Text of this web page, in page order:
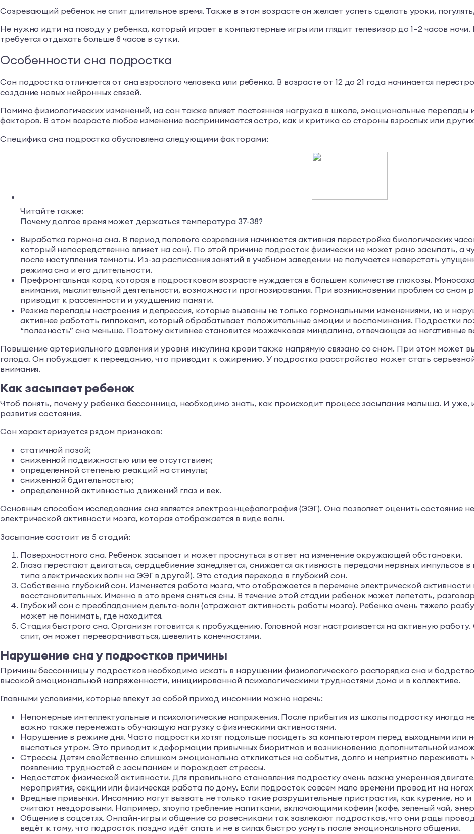
Созревающий ребенок не спит длительное время. Также в этом возрасте он желает успеть сделать уроки,
Не нужно идти на поводу у ребенка, который играет в компьютерные игры или глядит телевизор до 1–2 часов
требуется отдыхать больше 8 часов в сутки.
Особенности сна подростка
Сон подростка отличается от сна взрослого человека или ребенка. В возрасте от 12 до 21 года начинается
создание новых нейронных связей.
Помимо физиологических изменений, на сон также влияет постоянная нагрузка в школе, эмоциональные перепады
факторов. В этом возрасте любое изменение воспринимается остро, как и критика со стороны взрослых или
Специфика сна подростка обусловлена следующими факторами:
Читайте также:
Почему долгое время может держаться температура 37-38?
Выработка гормона сна. В период полового созревания начинается активная перестройка биологических
который непосредственно влияет на сон). По этой причине подросток физически не может рано засыпать, а
после наступления темноты. Из-за расписания занятий в учебном заведении не получается наверстать
режима сна и его длительности.
Префронтальная кора, которая в подростковом возрасте нуждается в большем количестве глюкозы.
внимания, мыслительной деятельности, возможности прогнозирования. При возникновении проблем со
приводит к рассеянности и ухудшению памяти.
Резкие перепады настроения и депрессия, которые вызваны не только гормональными изменениями, но и
активнее работать гиппокамп, который обрабатывает положительные эмоции и воспоминания. Подростки
“полезность” сна меньше. Поэтому активнее становится мозжечковая миндалина, отвечающая за негативные
Повышение артериального давления и уровня инсулина крови также напрямую связано со сном. При этом может
голода. Он побуждает к перееданию, что приводит к ожирению. У подростка расстройство может стать
внимания.
Как засыпает ребенок
Чтоб понять, почему у ребенка бессонница, необходимо знать, как происходит процесс засыпания малыша. И уже,
развития состояния.
Сон характеризуется рядом признаков:
статичной позой;
сниженной подвижностью или ее отсутствием;
определенной степенью реакций на стимулы;
сниженной бдительностью;
определенной активностью движений глаз и век.
Основным способом исследования сна является электроэнцефалография (ЭЭГ). Она позволяет оценить состояние
электрической активности мозга, которая отображается в виде волн.
Засыпание состоит из 5 стадий:
Поверхностного сна. Ребенок засыпает и может проснуться в ответ на изменение окружающей обстановки.
Глаза перестают двигаться, сердцебиение замедляется, снижается активность передачи нервных импульсов
типа электрических волн на ЭЭГ в другой). Это стадия перехода в глубокий сон.
Собственно глубокий сон. Изменяется работа мозга, что отображается в перемене электрической активности
восстановительных. Именно в это время сняться сны. В течение этой стадии ребенок может лепетать,
Глубокий сон с преобладанием дельта-волн (отражают активность работы мозга). Ребенка очень тяжело
может не понимать, где находится.
Стадия быстрого сна. Организм готовится к пробуждению. Головной мозг настраивается на активную
спит, он может переворачиваться, шевелить конечностями.
Нарушение сна у подростков причины
Причины бессонницы у подростков необходимо искать в нарушении физиологического распорядка сна и
высокой эмоциональной напряженности, инициированной психологическими трудностями дома и в коллективе.
Главными условиями, которые влекут за собой приход инсомнии можно наречь:
Непомерные интеллектуальные и психологические напряжения. После прибытия из школы подростку иногда
важно также перемежать обучающую нагрузку с физическими активностями.
Нарушение в режиме дня. Часто подростки хотят подольше посидеть за компьютером перед выходными или
выспаться утром. Это приводит к деформации привычных биоритмов и возникновению дополнительной
Стрессы. Детям свойственно слишком эмоционально откликаться на события, долго и неприятно
появлению трудностей с засыпанием и порождает стрессы.
Недостаток физической активности. Для правильного становления подростку очень важна умеренная
мероприятия, секции или физическая работа по дому. Если подросток совсем мало времени проводит на
Вредные привычки. Инсомнию могут вызвать не только такие разрушительные пристрастия, как курение, но
считают нездоровыми. Например, злоупотребление напитками, включающими кофеин (кофе, зеленый чай,
Общение в соцсетях. Онлайн-игры и общение со ровесниками так завлекают подростков, что они рады
ведёт к тому, что подросток поздно идёт спать и не в силах быстро уснуть после эмоционального общения.